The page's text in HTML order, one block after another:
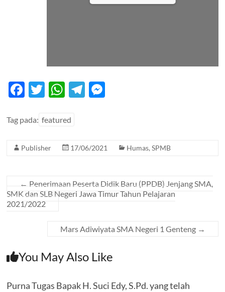
F
e
o
k
T
itt
W
at
A
p
T
a
g
Tag pada: featured
Publisher 17/06/2021 Humas,SPMB
← Penerimaan Peserta Didik Baru (PPDB) Jenjang SMA,
SMK dan SLB Negeri Jawa Timur Tahun Pelajaran
2021/2022
Mars Adiwiyata SMA Negeri 1 Genteng →
You May Also Like
Purna Tugas Bapak H. Suci Edy, S.Pd. yang telah